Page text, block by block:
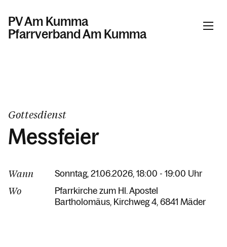
PV Am Kumma
Pfarrverband Am Kumma
Kalender
Kontakt
Gottesdienst
Messfeier
Wann Sonntag, 21.06.2026, 18:00 - 19:00 Uhr
Wo
Pfarrkirche zum Hl. Apostel
Bartholomäus Kirchweg 4 6841 Mäder